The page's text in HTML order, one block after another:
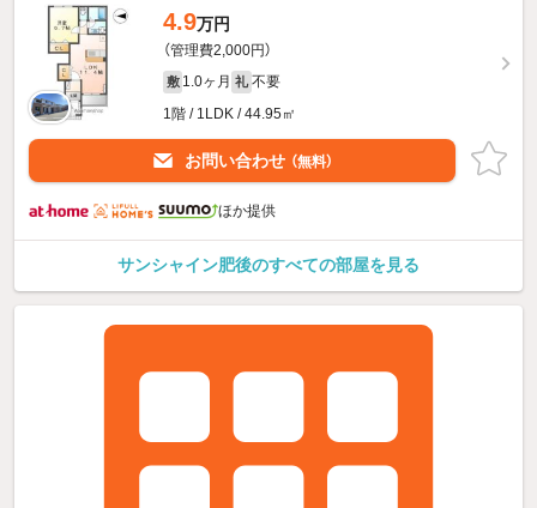
4.9万円
（管理費2,000円）
敷 1.0ヶ月 礼 不要
1階 / 1LDK / 44.95㎡
お問い合わせ （無料）
ほか提供
サンシャイン肥後のすべての部屋を見る